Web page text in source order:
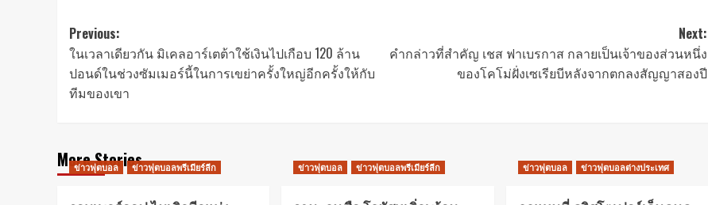
Post
navigation
Previous:
ในเวลาเดียวกัน มิเคลอาร์เตต้าใช้เงินไปเกือบ 120 ล้าน
ปอนด์ในช่วงซัมเมอร์นี้ในการเขย่าครั้งใหญ่อีกครั้งให้กับ
ทีมของเขา
Next:
คํากล่าวที่สําคัญ เชส ฟาเบรกาส กลายเป็นเจ้าของส่วนหนึ่ง
ของโคโม่ฝั่งเซเรียบีหลังจากตกลงสัญญาสองปี
More Stories
ข่าวฟุตบอล ข่าวฟุตบอลพรีเมียร์ลีก ข่าวฟุตบอล ข่าวฟุตบอลพรีเมียร์ลีก ข่าวฟุตบอล ข่าวฟุตบอลต่างประเทศ